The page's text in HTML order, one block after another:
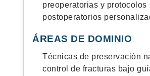
preoperatorias y protocolos
postoperatorios
ÁREAS DE DOMINIO
Técnicas de preservación
control de fracturas bajo